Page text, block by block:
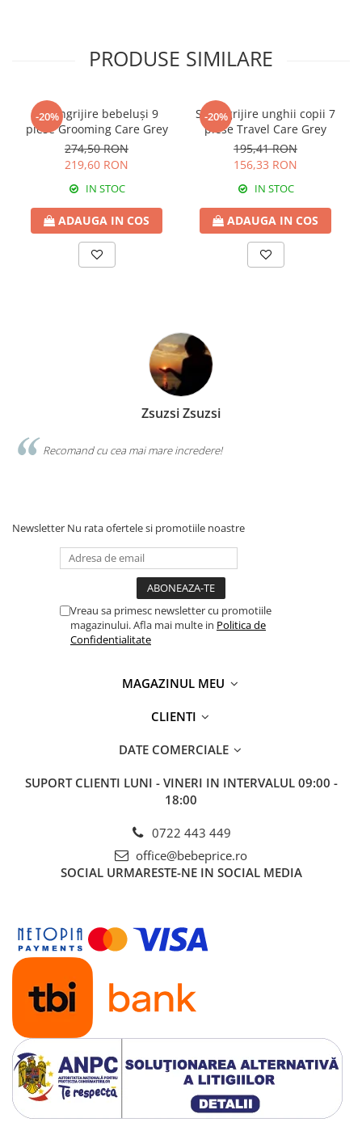
PRODUSE SIMILARE
-20%
Set îngrijire bebeluși 9
piese Grooming Care Grey
274,50 RON
219,60 RON
IN STOC
ADAUGA IN COS
-20%
Set îngrijire unghii copii 7
piese Travel Care Grey
195,41 RON
156,33 RON
IN STOC
ADAUGA IN COS
Zsuzsi Zsuzsi
Recomand cu cea mai mare incredere!
Newsletter Nu rata ofertele si promotiile noastre
Vreau sa primesc newsletter cu promotiile
magazinului. Afla mai multe in Politica de
Confidentialitate
MAGAZINUL MEU
CLIENTI
DATE COMERCIALE
SUPORT CLIENTI LUNI - VINERI IN INTERVALUL 09:00 -
18:00
0722 443 449
office@bebeprice.ro
SOCIAL URMARESTE-NE IN SOCIAL MEDIA